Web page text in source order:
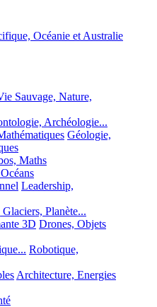
Océanie et Australie
Sauvage, Nature,
Archéologie...
Géologie,
Maths
Leadership,
Planète...
3D Drones, Objets
Robotique,
Architecture, Energies